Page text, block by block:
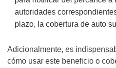
autoridades
plazo, la cobertura de auto
Adicionalmente, es
cómo usar este beneficio o